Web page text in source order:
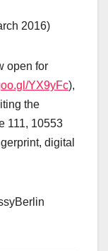
2016)
open for
YX9yFc),
the
111, 10553
digital